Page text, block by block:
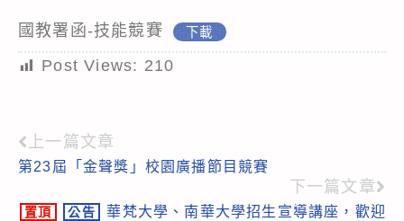
國教署函-技能競賽 下載
Post Views: 210
Read
more
articles
上一篇文章
第23屆「金聲獎」校園廣播節目競賽
下一篇文章
置頂 公告
華梵大學、南華大學招生宣導講座，歡迎